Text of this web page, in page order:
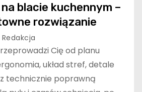
krzesła Signal – jak
idealne siedzenie dla
wiesz, jak prawidłowo
blacie kuchennym –
rozwiązanie
Redakcja
Cię od planu
układ stref, detale
technicznie poprawną